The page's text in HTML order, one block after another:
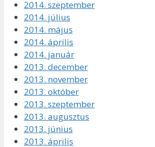
2014. szeptember
2014. július
2014. május
2014. április
2014. január
2013. december
2013. november
2013. október
2013. szeptember
2013. augusztus
2013. június
2013. április